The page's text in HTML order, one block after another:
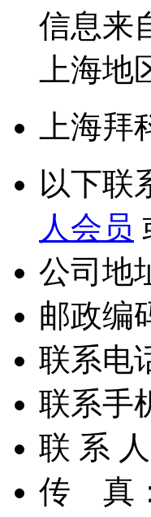
信息来
上海
上海
以下联
人会员
公司
邮政
联系
联系
联 系
传